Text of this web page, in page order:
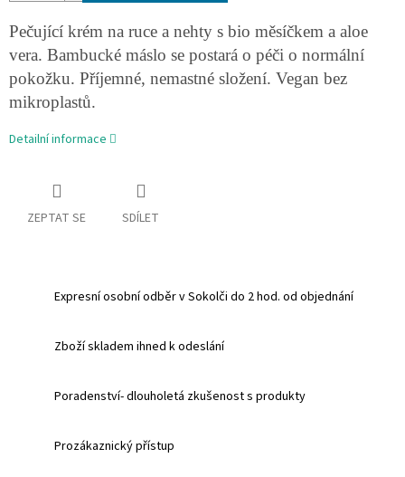
Pečující krém na ruce a nehty s bio měsíčkem a aloe
vera. Bambucké máslo se postará o péči o normální
pokožku. Příjemné, nemastné složení. Vegan bez
mikroplastů.
Detailní informace
ZEPTAT SE SDÍLET
Expresní osobní odběr v Sokolči do 2 hod. od objednání
Zboží skladem ihned k odeslání
Poradenství- dlouholetá zkušenost s produkty
Prozákaznický přístup